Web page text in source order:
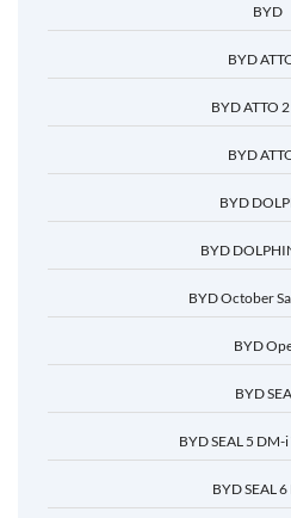
BYD
BYD
BYD ATTO
BYD
BYD
BYD
BYD October
BYD
BYD
BYD SEAL 5 DM-
BYD SEAL